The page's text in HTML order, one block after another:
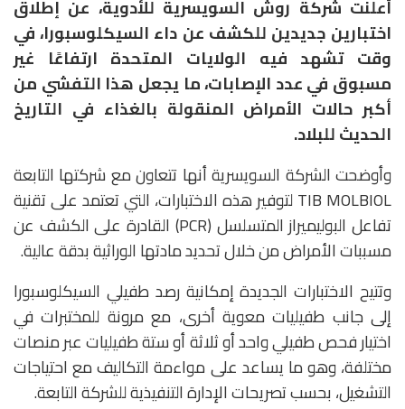
أعلنت شركة روش السويسرية للأدوية، عن إطلاق
اختبارين جديدين للكشف عن داء السيكلوسبورا، في
وقت تشهد فيه الولايات المتحدة ارتفاعًا غير
مسبوق في عدد الإصابات، ما يجعل هذا التفشي من
أكبر حالات الأمراض المنقولة بالغذاء في التاريخ
الحديث للبلاد.
وأوضحت الشركة السويسرية أنها تتعاون مع شركتها التابعة
TIB MOLBIOL لتوفير هذه الاختبارات، التي تعتمد على تقنية
تفاعل البوليميراز المتسلسل (PCR) القادرة على الكشف عن
مسببات الأمراض من خلال تحديد مادتها الوراثية بدقة عالية.
وتتيح الاختبارات الجديدة إمكانية رصد طفيلي السيكلوسبورا
إلى جانب طفيليات معوية أخرى، مع مرونة للمختبرات في
اختيار فحص طفيلي واحد أو ثلاثة أو ستة طفيليات عبر منصات
مختلفة، وهو ما يساعد على مواءمة التكاليف مع احتياجات
التشغيل، بحسب تصريحات الإدارة التنفيذية للشركة التابعة.